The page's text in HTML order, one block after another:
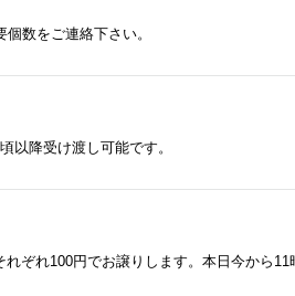
数をご連絡下さい。
以降受け渡し可能です。